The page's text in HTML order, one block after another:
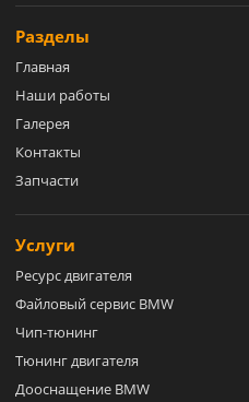
Разделы
Главная
Наши работы
Галерея
Контакты
Запчасти
Услуги
Ресурс двигателя
Файловый сервис BMW
Чип-тюнинг
Тюнинг двигателя
Дооснащение BMW